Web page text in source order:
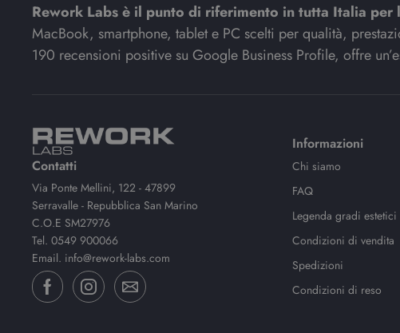
Rework Labs è il punto di riferimento in tutta Italia
MacBook, smartphone, tablet e PC scelti per qualità,
190 recensioni positive su Google Business Profile, offre
Contatti
Via Ponte Mellini, 122 - 47899
Serravalle - Repubblica San Marino
C.O.E SM27976
Tel.0549 900066
Email. info@rework-labs.com
Informazioni
Chi siamo
FAQ
Legenda gradi estetici
Condizioni di vendita
Spedizioni
Condizioni di reso